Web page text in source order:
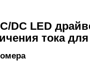
DC LED
тока